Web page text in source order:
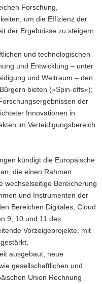
Forschung,
um die Effizienz der
der Ergebnisse zu steigern
und technologischen
und Entwicklung – unter
und Weltraum – den
bieten (»Spin-offs«);
der
Innovationen in
im Verteidigungsbereich
kündigt die Europäische
die einen Rahmen
wechselseitige Bereicherung
und Instrumenten der
Bereichen Digitales, Cloud
9, 10 und 11 des
Vorzeigeprojekte, mit
ausgebaut, neue
gesellschaftlichen und
Union Rechnung